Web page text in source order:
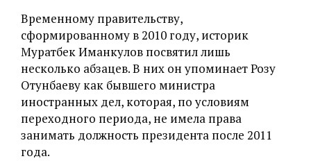
Временному правительству,
сформированному в 2010 году, историк
Муратбек Иманкулов посвятил лишь
несколько абзацев. В них он упоминает Розу
Отунбаеву как бывшего министра
иностранных дел, которая, по условиям
переходного периода, не имела права
занимать должность президента после 2011
года.